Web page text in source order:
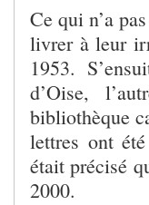
Ce qui n’a
livrer à leur
1953.
d’Oise,
bibliothèque
lettres ont
était précisé
2000.